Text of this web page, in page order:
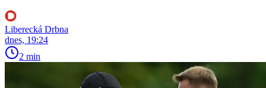
Liberecká Drbna
dnes, 19:24
2 min